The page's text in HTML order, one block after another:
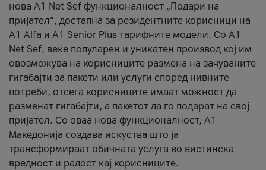
нова A1 Net Sef функционалност „Подари на
пријател“, достапна за резидентните корисници на
А1 Alfa и A1 Senior Plus тарифните модели. Со A1
Net Sef, веќе популарен и уникатен производ кој им
овозможува на корисниците размена на зачуваните
гигабајти за пакети или услуги според нивните
потреби, отсега корисниците имаат можност да
разменат гигабајти, а пакетот да го подарат на свој
пријател. Со оваа нова функционалност, А1
Македонија создава искуства што ја
трансформираат обичната услуга во вистинска
вредност и радост кај корисниците.